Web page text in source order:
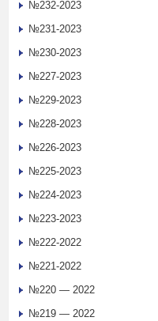
№232-2023
№231-2023
№230-2023
№227-2023
№229-2023
№228-2023
№226-2023
№225-2023
№224-2023
№223-2023
№222-2022
№221-2022
№220 — 2022
№219 — 2022